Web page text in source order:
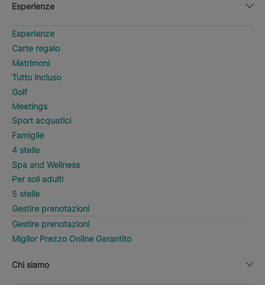
Esperienze
Esperienze
Carte regalo
Matrimoni
Tutto incluso
Golf
Meetings
Sport acquatici
Famiglie
4 stelle
Spa and Wellness
Per soli adulti
5 stelle
Gestire prenotazioni
Gestire prenotazioni
Miglior Prezzo Online Garantito
Chi siamo